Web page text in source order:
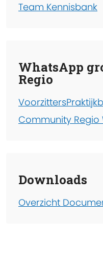
Team Kennisbank
WhatsApp
Regio
Voorzitters
Community Regio
Downloads
Overzicht